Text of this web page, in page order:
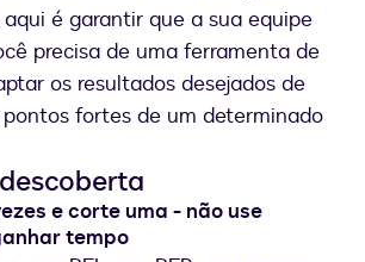
é garantir que a sua equipe
precisa de uma ferramenta de
os resultados desejados de
fortes de um determinado
e corte uma - não use
tempo